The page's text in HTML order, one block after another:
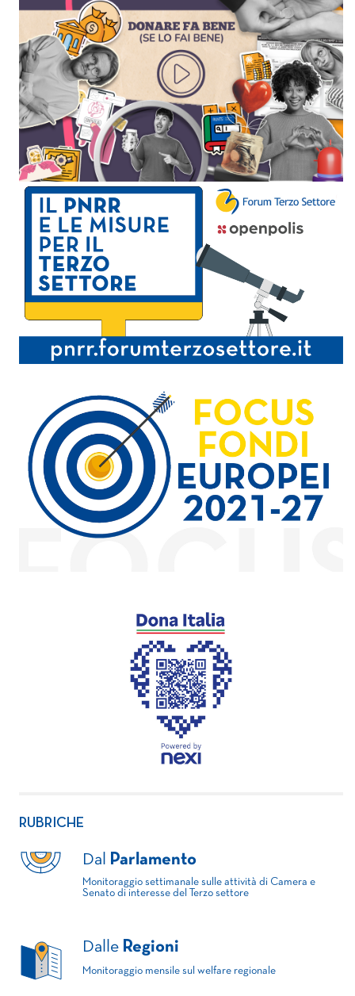
RUBRICHE
Dal Parlamento
Monitoraggio settimanale sulle attività di Camera e
Senato di interesse del Terzo settore
Dalle Regioni
Monitoraggio mensile sul welfare regionale